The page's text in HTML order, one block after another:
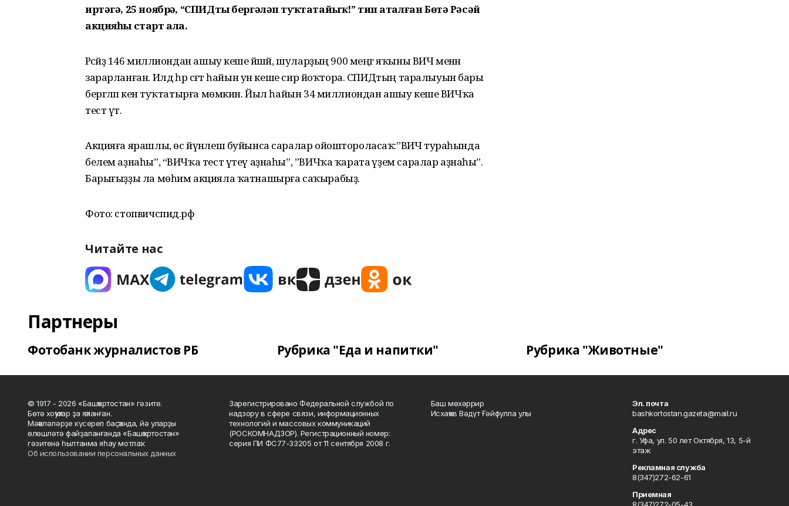
иртәгә, 25 ноябрҙә, “СПИДты бергәләп туҡтатайыҡ!” тип аталған Бөтә Рәсәй
акцияһы старт ала.
Рәсәйҙә 146 миллиондан ашыу кеше йәшәй, шуларҙың 900 меңгә яҡыны ВИЧ менән
зарарланған. Илдә һәр сәғәт һайын ун кеше сир йоҡтора. СПИДтың таралыуын бары
бергәләп кенә туҡтатырға мөмкин. Йыл һайын 34 миллиондан ашыу кеше ВИЧҡа
тест үтә.
Акцияға ярашлы, өс йүнәлеш буйынса саралар ойоштороласаҡ:”ВИЧ тураһында
белем аҙнаһы”, “ВИЧҡа тест үтеү аҙнаһы”, ”ВИЧҡа ҡарата әүҙем саралар аҙнаһы”.
Барығыҙҙы ла мөһим акцияла ҡатнашырға саҡырабыҙ.
Фото: стопвичспид.рф
Читайте нас
Партнеры
Фотобанк журналистов РБ Рубрика "Еда и напитки" Рубрика "Животные"
© 1917 - 2026 «Башҡортостан» гәзите.
Бөтә хоҡуҡтар ҙа яҡланған.
Мәҡәләләрҙе күсереп баҫҡанда, йә уларҙы
өлөшләтә файҙаланғанда «Башҡортостан»
гәзитенә һылтанма яһау мотлаҡ.
Об использовании персональных данных
Зарегистрировано Федеральной службой по
надзору в сфере связи, информационных
технологий и массовых коммуникаций
(РОСКОМНАДЗОР). Регистрационный номер:
серия ПИ ФС77-33205 от 11 сентября 2008 г.
Баш мөхәррир
Исхаҡов Вәдүт Ғәйфулла улы
Эл. почта
bashkortostan.gazeta@mail.ru
Адрес
г. Уфа, ул. 50 лет Октября, 13, 5-й
этаж
Рекламная служба
8(347)272-62-61
Приемная